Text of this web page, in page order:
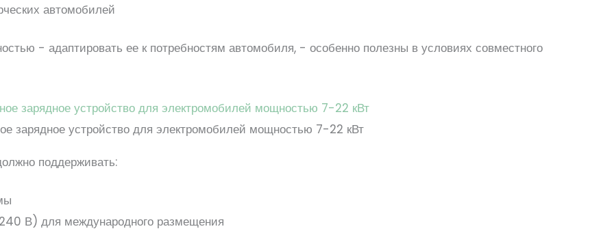
автомобилей
- адаптировать ее к потребностям автомобиля, - особенно полезны в условиях совместного
зарядное устройство для электромобилей мощностью 7-22 кВт
поддерживать:
В) для международного размещения